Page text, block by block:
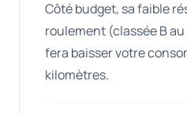
Côté budget, sa faible
roulement (classée B
fera baisser votre
kilomètres.